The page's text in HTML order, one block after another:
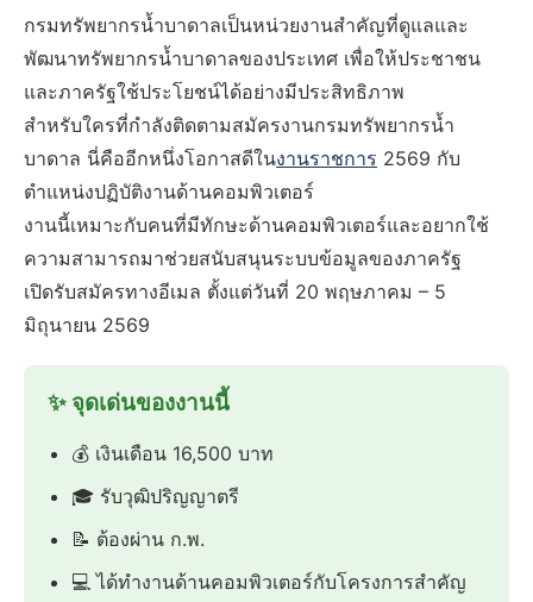
กรมทรัพยากรน้ำบาดาลเป็นหน่วยงานสำคัญที่ดูแลและ
พัฒนาทรัพยากรน้ำบาดาลของประเทศ เพื่อให้ประชาชน
และภาครัฐใช้ประโยชน์ได้อย่างมีประสิทธิภาพ
สำหรับใครที่กำลังติดตามสมัครงานกรมทรัพยากรน้ำ
บาดาล นี่คืออีกหนึ่งโอกาสดีในงานราชการ 2569 กับ
ตำแหน่งปฏิบัติงานด้านคอมพิวเตอร์
งานนี้เหมาะกับคนที่มีทักษะด้านคอมพิวเตอร์และอยากใช้
ความสามารถมาช่วยสนับสนุนระบบข้อมูลของภาครัฐ
เปิดรับสมัครทางอีเมล ตั้งแต่วันที่ 20 พฤษภาคม – 5
มิถุนายน 2569
✨ จุดเด่นของงานนี้
💰 เงินเดือน 16,500 บาท
🎓 รับวุฒิปริญญาตรี
📝 ต้องผ่าน ก.พ.
💻 ได้ทำงานด้านคอมพิวเตอร์กับโครงการสำคัญ